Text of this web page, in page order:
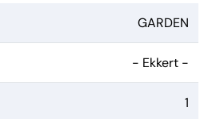
GARDEN
- Ekkert -
1